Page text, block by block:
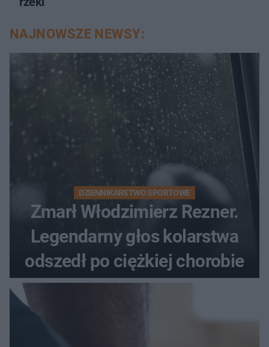
NAJNOWSZE NEWSY:
DZIENNIKARSTWO SPORTOWE
Zmarł Włodzimierz Rezner.
Legendarny głos kolarstwa
odszedł po ciężkiej chorobie